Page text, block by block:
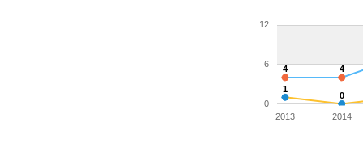
0
6
12
2013 2014
1
0
4 4